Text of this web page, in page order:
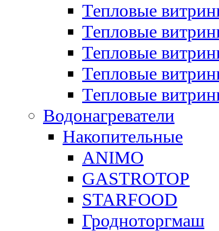
Тепловые
Тепловые
Тепловые
Тепловые
Тепловые
Водонагреватели
Накопительные
ANIMO
GASTROTOP
STARFOOD
Гродноторгмаш